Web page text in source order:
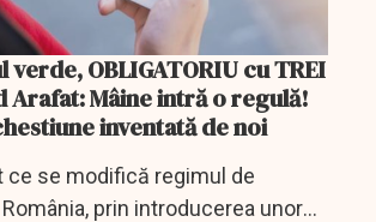
OBLIGATORIU cu TREI
Arafat: Mâine intră o regulă!
inventată de noi
ce se modifică regimul de
prin introducerea unor